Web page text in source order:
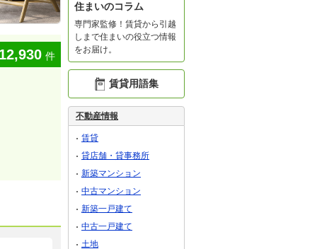
件
住まいのコラム
専門家監修！賃貸から引越
しまで住まいの役立つ情報
をお届け。
賃貸用語集
不動産情報
賃貸
貸店舗・貸事務所
新築マンション
中古マンション
新築一戸建て
中古一戸建て
土地